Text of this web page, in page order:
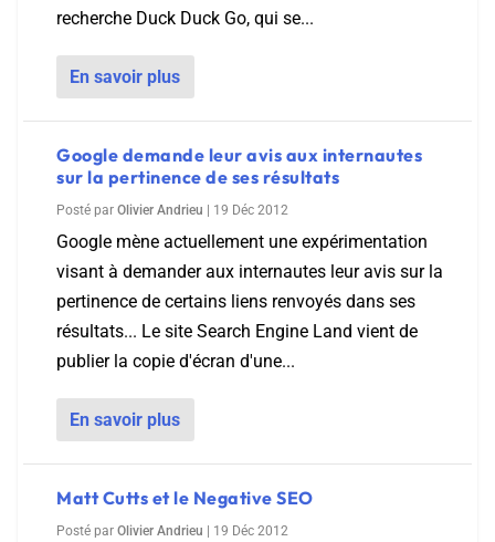
recherche Duck Duck Go, qui se...
En savoir plus
Google demande leur avis aux internautes
sur la pertinence de ses résultats
Posté par Olivier Andrieu 19 Déc 2012
Google mène actuellement une expérimentation
visant à demander aux internautes leur avis sur la
pertinence de certains liens renvoyés dans ses
résultats... Le site Search Engine Land vient de
publier la copie d'écran d'une...
En savoir plus
Matt Cutts et le Negative SEO
Posté par Olivier Andrieu 19 Déc 2012